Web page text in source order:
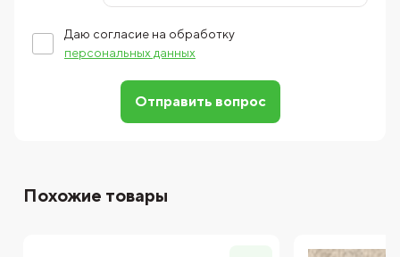
Даю согласие на обработку
персональных данных
Отправить вопрос
Похожие товары